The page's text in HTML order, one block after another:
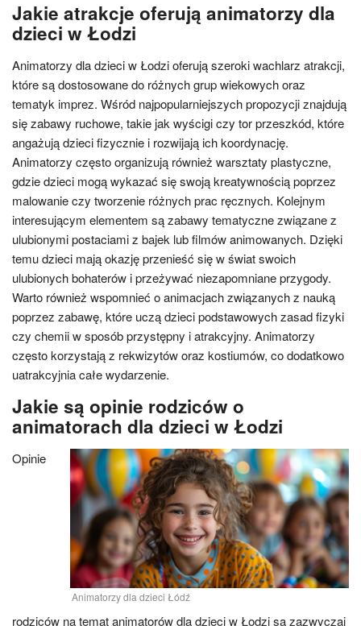
Jakie atrakcje oferują animatorzy dla
dzieci w Łodzi
Animatorzy dla dzieci w Łodzi oferują szeroki wachlarz atrakcji,
które są dostosowane do różnych grup wiekowych oraz
tematyk imprez. Wśród najpopularniejszych propozycji znajdują
się zabawy ruchowe, takie jak wyścigi czy tor przeszkód, które
angażują dzieci fizycznie i rozwijają ich koordynację.
Animatorzy często organizują również warsztaty plastyczne,
gdzie dzieci mogą wykazać się swoją kreatywnością poprzez
malowanie czy tworzenie różnych prac ręcznych. Kolejnym
interesującym elementem są zabawy tematyczne związane z
ulubionymi postaciami z bajek lub filmów animowanych. Dzięki
temu dzieci mają okazję przenieść się w świat swoich
ulubionych bohaterów i przeżywać niezapomniane przygody.
Warto również wspomnieć o animacjach związanych z nauką
poprzez zabawę, które uczą dzieci podstawowych zasad fizyki
czy chemii w sposób przystępny i atrakcyjny. Animatorzy
często korzystają z rekwizytów oraz kostiumów, co dodatkowo
uatrakcyjnia całe wydarzenie.
Jakie są opinie rodziców o
animatorach dla dzieci w Łodzi
Animatorzy dla dzieci Łódź
Opinie
rodziców na temat animatorów dla dzieci w Łodzi są zazwyczaj